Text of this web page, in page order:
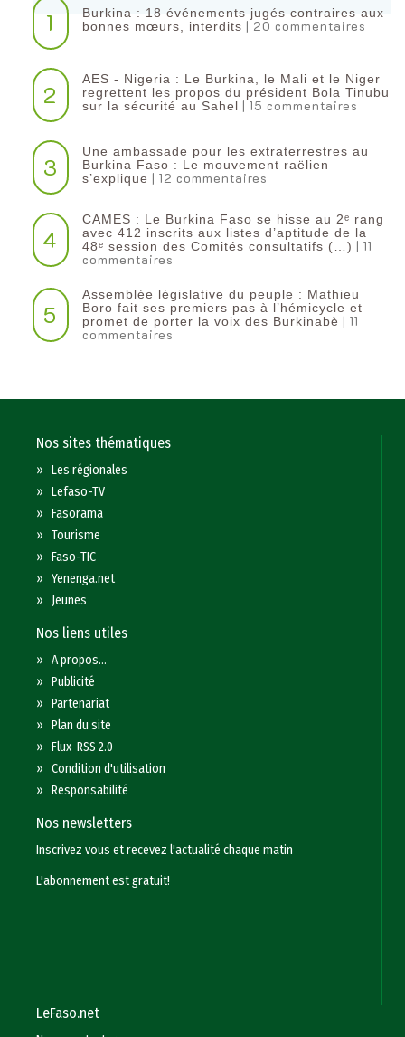
1
Burkina : 18 événements jugés contraires aux
bonnes mœurs, interdits | 20 commentaires
2
AES - Nigeria : Le Burkina, le Mali et le Niger
regrettent les propos du président Bola Tinubu
sur la sécurité au Sahel | 15 commentaires
3
Une ambassade pour les extraterrestres au
Burkina Faso : Le mouvement raëlien
s’explique | 12 commentaires
4
CAMES : Le Burkina Faso se hisse au 2ᵉ rang
avec 412 inscrits aux listes d’aptitude de la
48ᵉ session des Comités consultatifs (…) | 11
commentaires
5
Assemblée législative du peuple : Mathieu
Boro fait ses premiers pas à l’hémicycle et
promet de porter la voix des Burkinabè | 11
commentaires
Nos sites thématiques
»Les régionales
»Lefaso-TV
»Fasorama
»Tourisme
»Faso-TIC
»Yenenga.net
» Jeunes
Nos liens utiles
»A propos...
»Publicité
»Partenariat
»Plan du site
»Flux RSS 2.0
»Condition d'utilisation
»Responsabilité
Nos newsletters
Inscrivez vous et recevez l'actualité chaque matin
L'abonnement est gratuit!
LeFaso.net